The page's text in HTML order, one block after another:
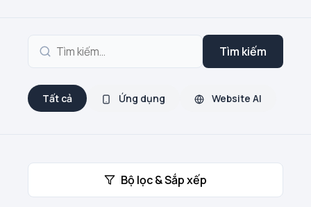
Tìm kiếm
Tất cả Ứng dụng Website AI
Bộ lọc & Sắp xếp